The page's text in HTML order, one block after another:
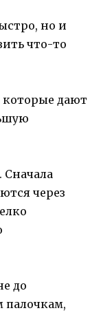
но и
что-то
которые дают
Сначала
через
до
палочкам,